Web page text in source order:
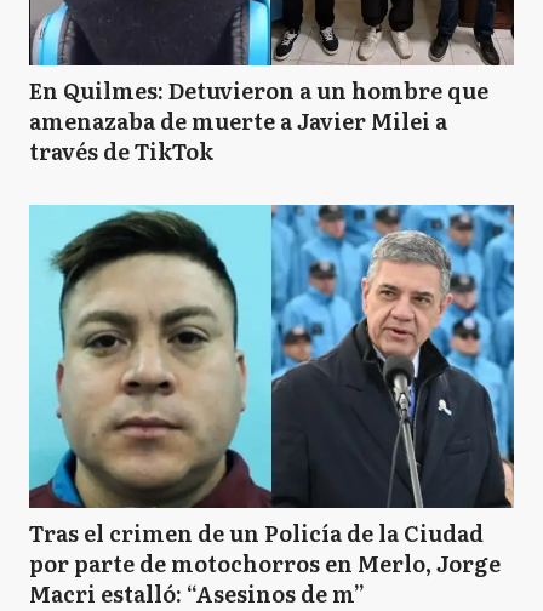
En Quilmes: Detuvieron a un hombre que
amenazaba de muerte a Javier Milei a
través de TikTok
Tras el crimen de un Policía de la Ciudad
por parte de motochorros en Merlo, Jorge
Macri estalló: “Asesinos de m”